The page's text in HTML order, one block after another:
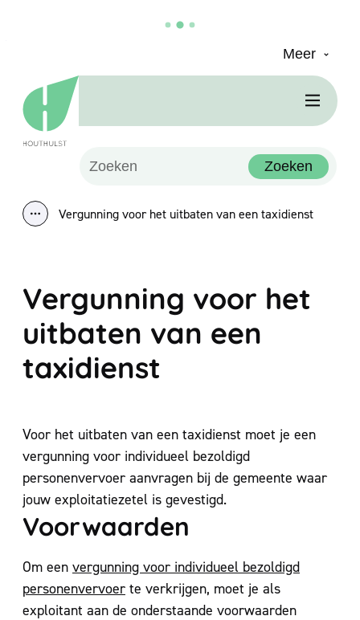
Meer
Houthulst
Waarmee kunnen we jou helpen?
Zoeken
Toon alle broodkruimel items
Vergunning voor het uitbaten van een taxidienst
Vergunning voor het
uitbaten van een
taxidienst
Voor het uitbaten van een taxidienst moet je een
vergunning voor individueel bezoldigd
personenvervoer aanvragen bij de gemeente waar
jouw exploitatiezetel is gevestigd.
Voorwaarden
Om een vergunning voor individueel bezoldigd
personenvervoer te verkrijgen, moet je als
exploitant aan de onderstaande voorwaarden